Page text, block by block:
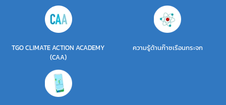
TGO CLIMATE ACTION ACADEMY
(CAA)
ความรู้ด้านก๊าซเรือนกระจก